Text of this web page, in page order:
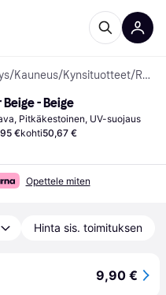
/Kauneus/Kynsituotteet/ Rakennusgeelit
- Beige
Pitkäkestoinen, UV-suojaus
€kohti50,67 €
Opettele miten
Hinta sis. toimituksen
9,90 €